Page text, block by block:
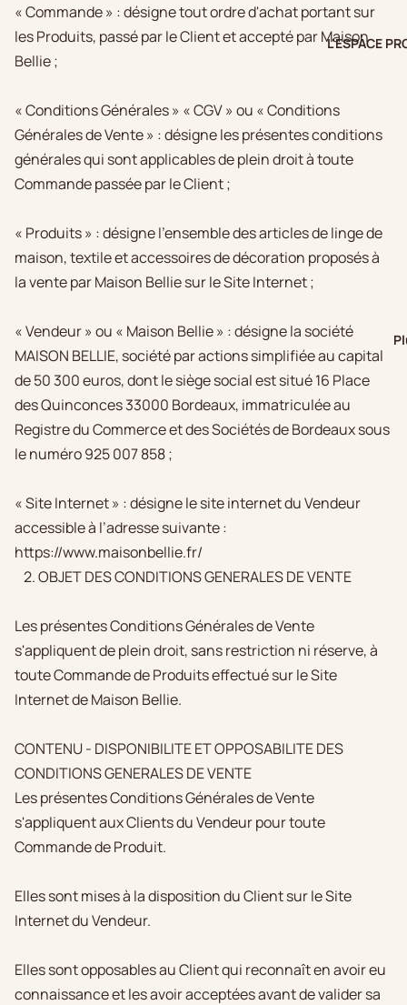
L'ESPACE
« Commande » : désigne tout ordre d'achat portant sur
les Produits, passé par le Client et accepté par Maison
Bellie ;
« Conditions Générales » « CGV » ou « Conditions
Générales de Vente » : désigne les présentes conditions
générales qui sont applicables de plein droit à toute
Commande passée par le Client ;
« Produits » : désigne l'ensemble des articles de linge de
maison, textile et accessoires de décoration proposés à
la vente par Maison Bellie sur le Site Internet ;
« Vendeur » ou « Maison Bellie » : désigne la société
MAISON BELLIE, société par actions simplifiée au capital
de 50 300 euros, dont le siège social est situé 16 Place
des Quinconces 33000 Bordeaux, immatriculée au
Registre du Commerce et des Sociétés de Bordeaux sous
le numéro 925 007 858 ;
« Site Internet » : désigne le site internet du Vendeur
accessible à l’adresse suivante :
https://www.maisonbellie.fr/
2. OBJET DES CONDITIONS GENERALES DE VENTE
Les présentes Conditions Générales de Vente
s'appliquent de plein droit, sans restriction ni réserve, à
toute Commande de Produits effectué sur le Site
Internet de Maison Bellie.
CONTENU - DISPONIBILITE ET OPPOSABILITE DES
CONDITIONS GENERALES DE VENTE
Les présentes Conditions Générales de Vente
s'appliquent aux Clients du Vendeur pour toute
Commande de Produit.
Elles sont mises à la disposition du Client sur le Site
Internet du Vendeur.
Elles sont opposables au Client qui reconnaît en avoir eu
connaissance et les avoir acceptées avant de valider sa